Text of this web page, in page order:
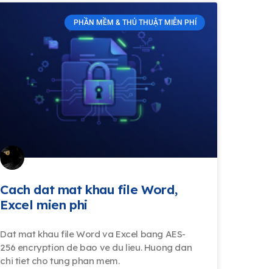
PHẦN MỀM & THỦ THUẬT MIỄN PHÍ
Cach dat mat khau file Word,
Excel mien phi
Dat mat khau file Word va Excel bang AES-
256 encryption de bao ve du lieu. Huong dan
chi tiet cho tung phan mem.